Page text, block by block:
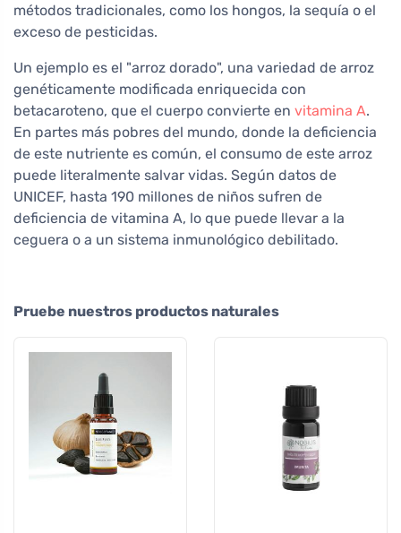
métodos tradicionales, como los hongos, la sequía o el
exceso de pesticidas.
Un ejemplo es el "arroz dorado", una variedad de arroz
genéticamente modificada enriquecida con
betacaroteno, que el cuerpo convierte en vitamina A.
En partes más pobres del mundo, donde la deficiencia
de este nutriente es común, el consumo de este arroz
puede literalmente salvar vidas. Según datos de
UNICEF, hasta 190 millones de niños sufren de
deficiencia de vitamina A, lo que puede llevar a la
ceguera o a un sistema inmunológico debilitado.
Pruebe nuestros productos naturales